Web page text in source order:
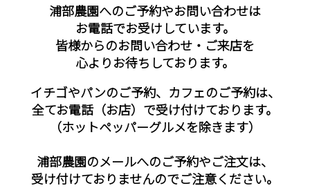
浦部農園へのご予約やお問い合わせは
お電話でお受けしています。
皆様からのお問い合わせ・ご来店を
心よりお待ちしております。
イチゴやパンのご予約、カフェのご予約は、
全てお電話（お店）で受け付けております。
（ホットペッパーグルメを除きます）
浦部農園のメールへのご予約やご注文は、
受け付けておりませんのでご注意ください。